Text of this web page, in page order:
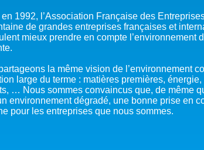
NOTRE GOUVERNANCE
NOTRE SECRÉTARIAT
ACCÈS À LA
EAUX, SOLS,
AUTRES
1992, l’Association Française des
de grandes entreprises françaises et
mieux prendre en compte
la même vision de l’environnement
large du terme : matières premières,
… Nous sommes convaincus que, de même
environnement dégradé, une bonne prise en
pour les entreprises que nous sommes.